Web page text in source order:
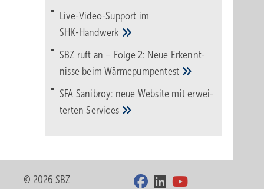
Live-Video-Support im
SHK-Handwerk
SBZ ruft an – Folge 2: Neue Erkennt­
nisse beimWärme­pumpen­test
SFA Sanibroy: neue Web­site mit erwei­
tertenServices
© 2026 SBZ